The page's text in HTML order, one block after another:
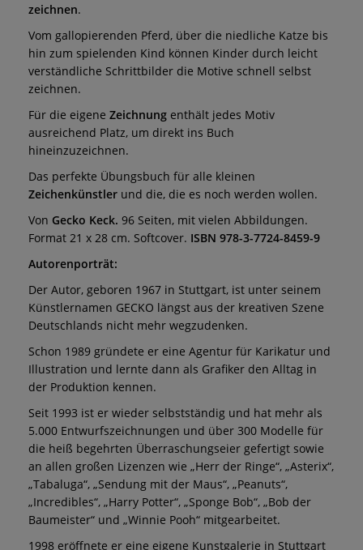
zeichnen.
Vom gallopierenden Pferd, über die niedliche Katze bis
hin zum spielenden Kind können Kinder durch leicht
verständliche Schrittbilder die Motive schnell selbst
zeichnen.
Für die eigene Zeichnung enthält jedes Motiv
ausreichend Platz, um direkt ins Buch
hineinzuzeichnen.
Das perfekte Übungsbuch für alle kleinen
Zeichenkünstler und die, die es noch werden wollen.
Von Gecko Keck. 96 Seiten, mit vielen Abbildungen.
Format 21 x 28 cm. Softcover. ISBN 978-3-7724-8459-9
Autorenporträt:
Der Autor, geboren 1967 in Stuttgart, ist unter seinem
Künstlernamen GECKO längst aus der kreativen Szene
Deutschlands nicht mehr wegzudenken.
Schon 1989 gründete er eine Agentur für Karikatur und
Illustration und lernte dann als Grafiker den Alltag in
der Produktion kennen.
Seit 1993 ist er wieder selbstständig und hat mehr als
5.000 Entwurfszeichnungen und über 300 Modelle für
die heiß begehrten Überraschungseier gefertigt sowie
an allen großen Lizenzen wie „Herr der Ringe“, „Asterix“,
„Tabaluga“, „Sendung mit der Maus“, „Peanuts“,
„Incredibles“, „Harry Potter“, „Sponge Bob“, „Bob der
Baumeister“ und „Winnie Pooh“ mitgearbeitet.
1998 eröffnete er eine eigene Kunstgalerie in Stuttgart